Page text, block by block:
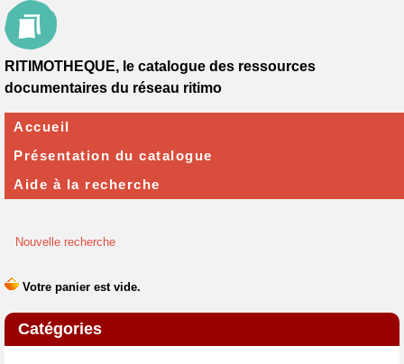
Nouvelle recherche
Catégories
RITIMOTHEQUE, le catalogue des ressources
documentaires du réseau ritimo
Accueil
Présentation du catalogue
Aide à la recherche